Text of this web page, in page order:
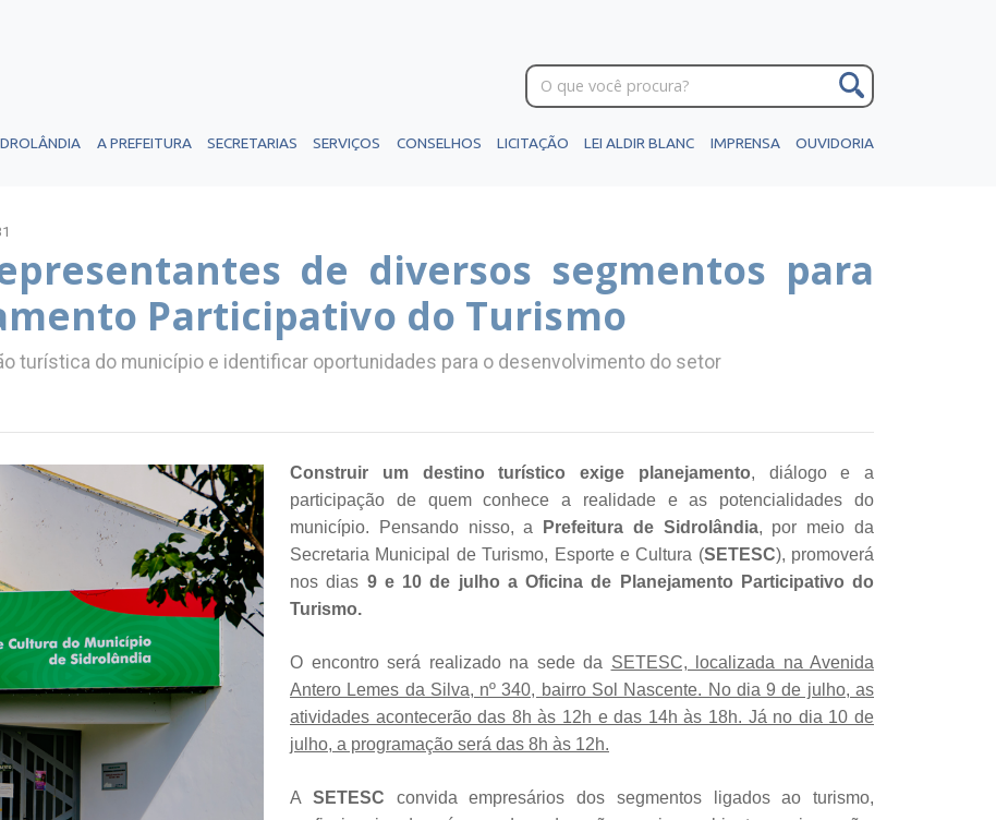
A PREFEITURA SECRETARIAS SERVIÇOS CONSELHOS LICITAÇÃO LEI ALDIR BLANC IMPRENSA OUVIDORIA
de diversos segmentos para
Participativo do Turismo
turística do município e identificar oportunidades para o desenvolvimento do setor
Construir um destino turístico exige planejamento, diálogo e a
participação de quem conhece a realidade e as potencialidades do
município. Pensando nisso, a Prefeitura de Sidrolândia, por meio da
Secretaria Municipal de Turismo, Esporte e Cultura (SETESC), promoverá
nos dias 9 e 10 de julho a Oficina de Planejamento Participativo do
Turismo.
O encontro será realizado na sede da SETESC, localizada na Avenida
Antero Lemes da Silva, nº 340, bairro Sol Nascente. No dia 9 de julho, as
atividades acontecerão das 8h às 12h e das 14h às 18h. Já no dia 10 de
julho, a programação será das 8h às 12h.
A SETESC convida empresários dos segmentos ligados ao turismo,